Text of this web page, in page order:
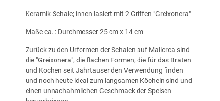
Keramik-Schale; innen lasiert mit 2 Griffen "Greixonera"
Maße ca. : Durchmesser 25 cm x 14 cm
Zurück zu den Urformen der Schalen auf Mallorca sind
die "Greixonera", die flachen Formen, die für das Braten
und Kochen seit Jahrtausenden Verwendung finden
und noch heute ideal zum langsamen Köcheln sind und
einen unnachahmlichen Geschmack der Speisen